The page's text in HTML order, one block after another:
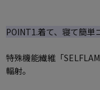
POINT1.着て、寝て簡単
特殊機能繊維「
輻射。